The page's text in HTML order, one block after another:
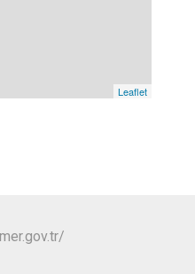
Leaflet